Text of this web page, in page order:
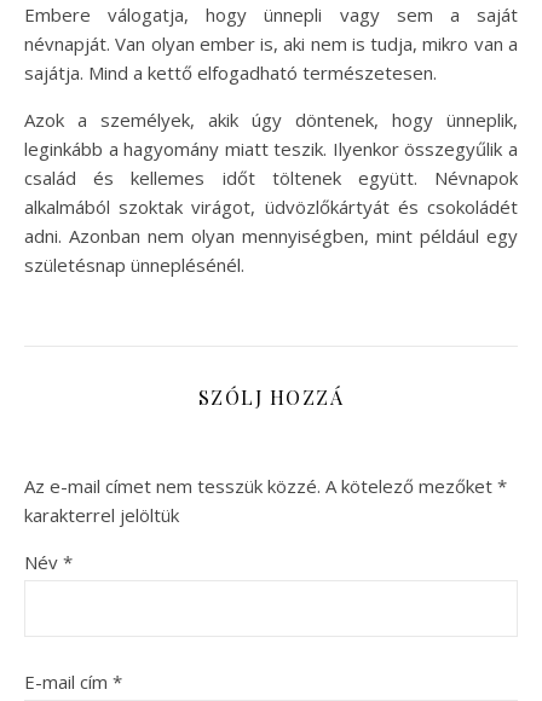
Embere válogatja, hogy ünnepli vagy sem a saját
névnapját. Van olyan ember is, aki nem is tudja, mikro van a
sajátja. Mind a kettő elfogadható természetesen.
Azok a személyek, akik úgy döntenek, hogy ünneplik,
leginkább a hagyomány miatt teszik. Ilyenkor összegyűlik a
család és kellemes időt töltenek együtt. Névnapok
alkalmából szoktak virágot, üdvözlőkártyát és csokoládét
adni. Azonban nem olyan mennyiségben, mint például egy
születésnap ünneplésénél.
SZÓLJ HOZZÁ
Az e-mail címet nem tesszük közzé. A kötelező mezőket *
karakterrel jelöltük
Név *
E-mail cím *